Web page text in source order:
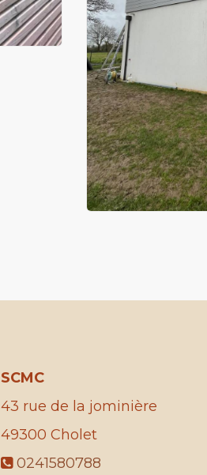
SCMC
43 rue de la jominière
49300 Cholet
0241580788